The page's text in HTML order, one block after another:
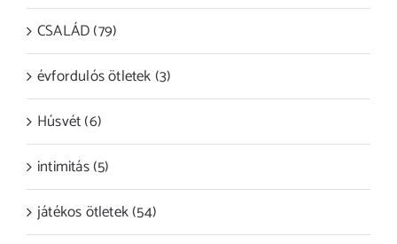
CSALÁD (79)
évfordulós ötletek (3)
Húsvét (6)
intimitás (5)
játékos ötletek (54)